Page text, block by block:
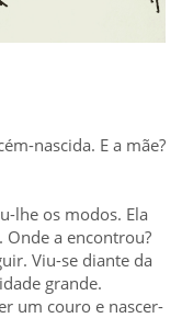
nascida. E a mãe?
lhe os modos. Ela
a encontrou?
Viu-se diante da
grande.
um couro e nascer-